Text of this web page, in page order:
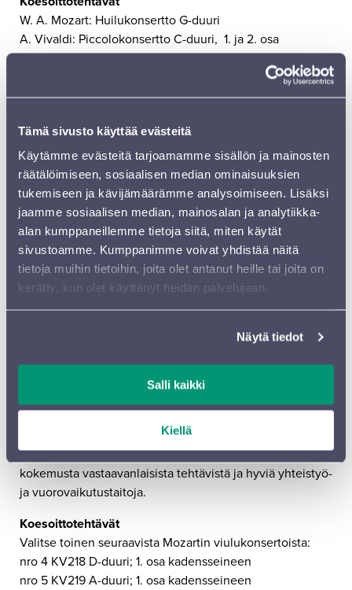
Tämä sivusto käyttää evästeitä
Käytämme evästeitä tarjoamamme sisällön ja mainosten
räätälöimiseen, sosiaalisen median ominaisuuksien
tukemiseen ja kävijämäärämme analysoimiseen. Lisäksi
jaamme sosiaalisen median, mainosalan ja analytiikka-
alan kumppaneillemme tietoja siitä, miten käytät
sivustoamme. Kumppanimme voivat yhdistää näitä
tietoja muihin tietoihin, joita olet antanut heille tai joita on
kerätty, kun olet käyttänyt heidän palvelujaan.
Näytä tiedot
Salli kaikki
Kiellä
W. A. Mozart: Huilukonsertto G-duuri
A. Vivaldi: Piccolokonsertto C-duuri, 1. ja 2. osa
Orkesteritehtävät lähetetään koesoittoon valituille
Hakemukset tulee lähettää viimeistään 28.4.2022 klo
15kuntarekry.fi-järjestelmän kautta (työavain 396482).
Lue lisää
Sinfonia Lahti etsii vakituiseen tehtävään I
viulun äänenjohtajaa
8.8.2022 alkaen. Palkka henkilökohtaisine- ja
I viulun äänenjohtaja vastaa yhdessä konserttimestarien
orkesterikirjallisuuden edellyttämää solistista valmiuttaan
sekä antaa ohjeita I-viuluryhmän avustajien ja sijaisten
hankkimisessa. Tehtävään valittaessa arvostamme
kokemusta vastaavanlaisista tehtävistä ja hyviä yhteistyö-
ja vuorovaikutustaitoja.
Koesoittotehtävät
Valitse toinen seuraavista Mozartin viulukonsertoista:
nro 4 KV218 D-duuri; 1. osa kadensseineen
nro 5 KV219 A-duuri; 1. osa kadensseineen